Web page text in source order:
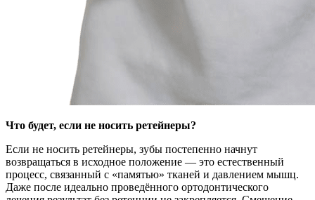
Что будет, если не носить ретейнеры?
Если не носить ретейнеры, зубы постепенно начнут
возвращаться в исходное положение — это естественный
процесс, связанный с «памятью» тканей и давлением мышц.
Даже после идеально проведённого ортодонтического